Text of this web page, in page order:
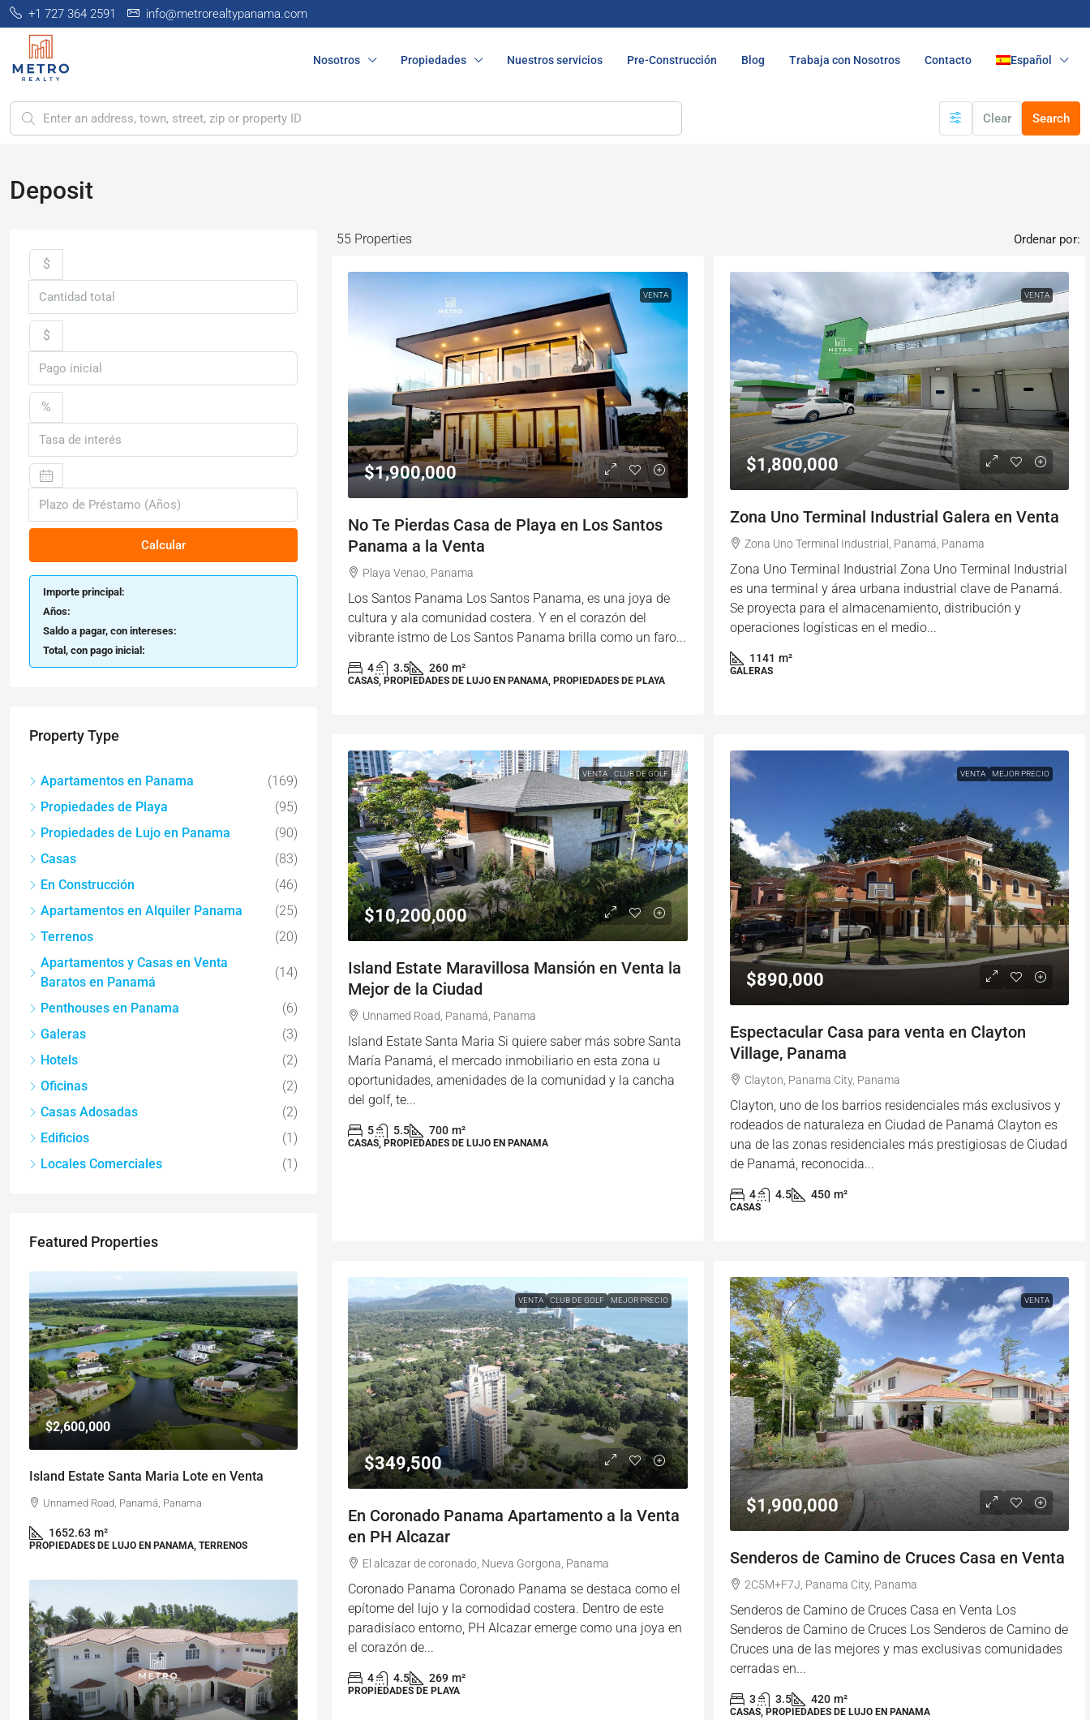
+1 727 364 2591 info@metrorealtypanama.com
Nosotros Propiedades Nuestros servicios Pre-Construcción Blog Trabaja con Nosotros Contacto Español
Clear Search
Deposit
55 Properties Ordenar por:
VENTA
$1,900,000
No Te Pierdas Casa de Playa en Los Santos
Panama a la Venta
Playa Venao, Panama
Los Santos Panama Los Santos Panama, es una joya de
cultura y ala comunidad costera. Y en el corazón del
vibrante istmo de Los Santos Panama brilla como un faro...
4 3.5 260 m²
CASAS, PROPIEDADES DE LUJO EN PANAMA, PROPIEDADES DE PLAYA
VENTA
$1,800,000
Zona Uno Terminal Industrial Galera en Venta
Zona Uno Terminal Industrial, Panamá, Panama
Zona Uno Terminal Industrial Zona Uno Terminal Industrial
es una terminal y área urbana industrial clave de Panamá.
Se proyecta para el almacenamiento, distribución y
operaciones logísticas en el medio...
1141 m²
GALERAS
VENTA CLUB DE GOLF
$10,200,000
Island Estate Maravillosa Mansión en Venta la
Mejor de la Ciudad
Unnamed Road, Panamá, Panama
Island Estate Santa Maria Si quiere saber más sobre Santa
María Panamá, el mercado inmobiliario en esta zona u
oportunidades, amenidades de la comunidad y la cancha
del golf, te...
5 5.5 700 m²
CASAS, PROPIEDADES DE LUJO EN PANAMA
VENTA MEJOR PRECIO
$890,000
Espectacular Casa para venta en Clayton
Village, Panama
Clayton, Panama City, Panama
Clayton, uno de los barrios residenciales más exclusivos y
rodeados de naturaleza en Ciudad de Panamá Clayton es
una de las zonas residenciales más prestigiosas de Ciudad
de Panamá, reconocida...
4 4.5 450 m²
CASAS
VENTA CLUB DE GOLF MEJOR PRECIO
$349,500
En Coronado Panama Apartamento a la Venta
en PH Alcazar
El alcazar de coronado, Nueva Gorgona, Panama
Coronado Panama Coronado Panama se destaca como el
epítome del lujo y la comodidad costera. Dentro de este
paradisíaco entorno, PH Alcazar emerge como una joya en
el corazón de...
4 4.5 269 m²
PROPIEDADES DE PLAYA
VENTA
$1,900,000
Senderos de Camino de Cruces Casa en Venta
2C5M+F7J, Panama City, Panama
Senderos de Camino de Cruces Casa en Venta Los
Senderos de Camino de Cruces Los Senderos de Camino de
Cruces una de las mejores y mas exclusivas comunidades
cerradas en...
3 3.5 420 m²
CASAS, PROPIEDADES DE LUJO EN PANAMA
$
$
%
Calcular
Importe principal:
Años:
Saldo a pagar, con intereses:
Total, con pago inicial:
Property Type
Apartamentos en Panama
(169)
Propiedades de Playa
(95)
Propiedades de Lujo en Panama
(90)
Casas
(83)
En Construcción
(46)
Apartamentos en Alquiler Panama
(25)
Terrenos
(20)
Apartamentos y Casas en Venta
Baratos en Panamá
(14)
Penthouses en Panama
(6)
Galeras
(3)
Hotels
(2)
Oficinas
(2)
Casas Adosadas
(2)
Edificios
(1)
Locales Comerciales
(1)
Featured Properties
$2,600,000
Island Estate Santa Maria Lote en Venta
Unnamed Road, Panamá, Panama
1652.63 m²
PROPIEDADES DE LUJO EN PANAMA, TERRENOS